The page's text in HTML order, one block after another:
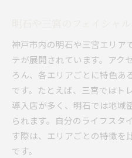
神戸市内の明石や三宮エリア
テが展開されています。アク
ろん、各エリアごとに特色あ
です。たとえば、三宮ではト
導入店が多く、明石では地域
られます。自分のライフスタ
す際は、エリアごとの特徴を
です。